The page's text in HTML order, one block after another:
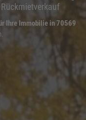
Rückmietverkauf
Ihre Immobilie in 70569